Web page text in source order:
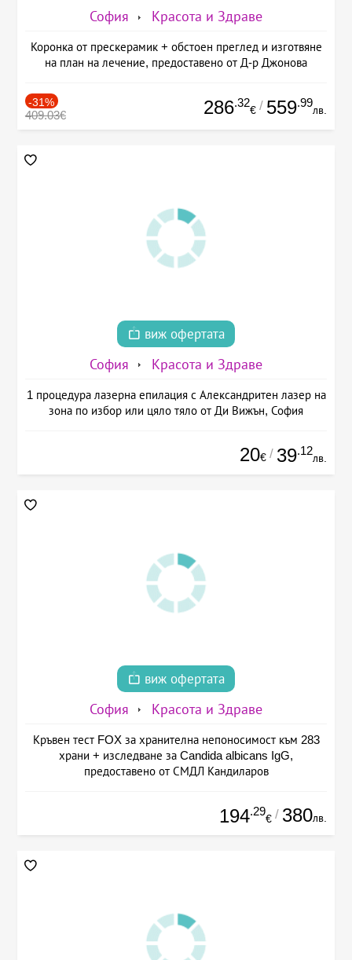
София Красота и Здраве
Коронка от прескерамик + обстоен преглед и изготвяне
на план на лечение, предоставено от Д-р Джонова
-31%
409.03€ 286.32
€ / 559.99
лв.
виж офертата
София Красота и Здраве
1 процедура лазерна епилация с Александритен лазер на
зона по избор или цяло тяло от Ди Вижън, София
20€ / 39.12
лв.
виж офертата
София Красота и Здраве
Кръвен тест FOX за хранителна непоносимост към 283
храни + изследване за Candida albicans IgG,
предоставено от СМДЛ Кандиларов
194.29
€ / 380лв.